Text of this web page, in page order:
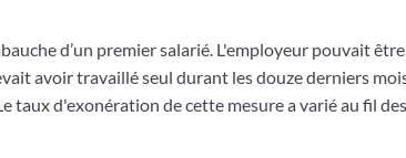
d’un premier salarié. L'employeur pouvait
avoir travaillé seul durant les douze derniers
taux d'exonération de cette mesure a varié au fil